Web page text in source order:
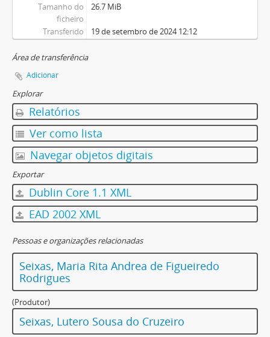
Tamanho do
ficheiro
26.7 MiB
Transferido 19 de setembro de 2024 12:12
Área de transferência
Adicionar
Explorar
Relatórios
Ver como lista
Navegar objetos digitais
Exportar
Dublin Core 1.1 XML
EAD 2002 XML
Pessoas e organizações relacionadas
Seixas, Maria Rita Andrea de Figueiredo
Rodrigues
(Produtor)
Seixas, Lutero Sousa do Cruzeiro